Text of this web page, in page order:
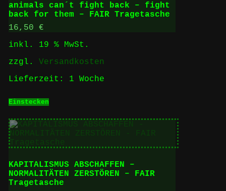
animals can´t fight back – fight
back for them – FAIR Tragetasche
16,50 €
inkl. 19 % MwSt.
zzgl. Versandkosten
Lieferzeit: 1 Woche
Einstecken
KAPITALISMUS ABSCHAFFEN –
NORMALITÄTEN ZERSTÖREN – FAIR
Tragetasche